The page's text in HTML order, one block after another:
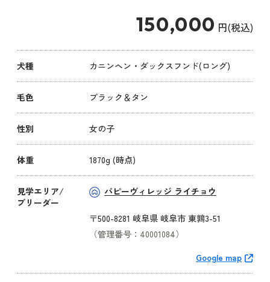
犬種 カニンヘン・ダックスフンド(ロング)
毛色 ブラック＆タン
性別 女の子
体重 1870g (時点)
見学エリア/
ブリーダー
パピーヴィレッジ ライチョウ
〒500-8281 岐阜県 岐阜市 東鶉3-51
（管理番号：40001084）
Google map
150,000 円(税込)